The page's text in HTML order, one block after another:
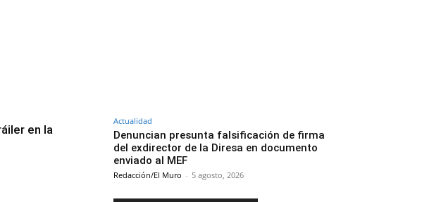
en la
Actualidad
Denuncian presunta falsificación de firma
del exdirector de la Diresa en documento
enviado al MEF
Redacción/El Muro - 5 agosto, 2026